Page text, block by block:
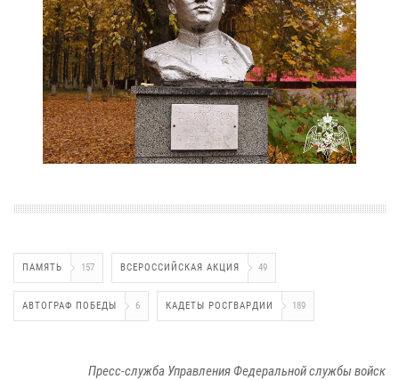
ПАМЯТЬ 157 ВСЕРОССИЙСКАЯ АКЦИЯ 49
АВТОГРАФ ПОБЕДЫ 6 КАДЕТЫ РОСГВАРДИИ 189
Пресс-служба Управления Федеральной службы войск